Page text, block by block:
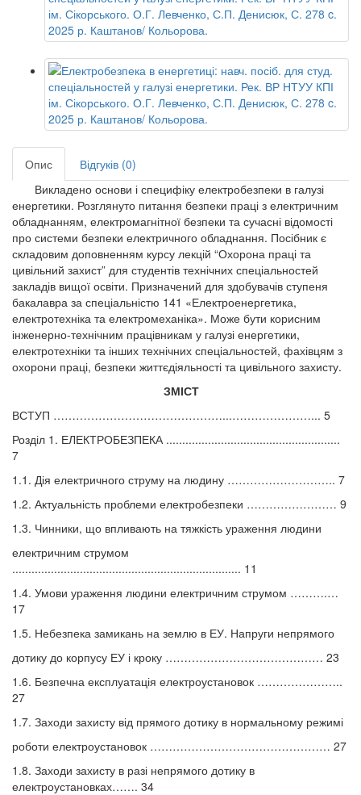
Опис
Відгуків (0)
Викладено основи і специфіку електробезпеки в галузі
енергетики. Розглянуто питання безпеки праці з електричним
обладнанням, електромагнітної безпеки та сучасні відомості
про системи безпеки електричного обладнання. Посібник є
складовим доповненням курсу лекцій “Охорона праці та
цивільний захист” для студентів технічних спеціальностей
закладів вищої освіти. Призначений для здобувачів ступеня
бакалавра за спеціальністю 141 «Електроенергетика,
електротехніка та електромеханіка». Може бути корисним
інженерно-технічним працівникам у галузі енергетики,
електротехніки та інших технічних спеціальностей, фахівцям з
охорони праці, безпеки життєдіяльності та цивільного захисту.
ЗМІСТ
ВСТУП ………………………………………...…………………... 5
Розділ 1. ЕЛЕКТРОБЕЗПЕКА ......................................................
7
1.1. Дія електричного струму на людину ……………………….. 7
1.2. Актуальність проблеми електробезпеки …………………… 9
1.3. Чинники, що впливають на тяжкість ураження людини
електричним струмом
....................................................................... 11
1.4. Умови ураження людини електричним струмом ……….…
17
1.5. Небезпека замикань на землю в ЕУ. Напруги непрямого
дотику до корпусу ЕУ і кроку …………………………………… 23
1.6. Безпечна експлуатація електроустановок …………………..
27
1.7. Заходи захисту від прямого дотику в нормальному режимі
роботи електроустановок ………………………………………… 27
1.8. Заходи захисту в разі непрямого дотику в
електроустановках……. 34